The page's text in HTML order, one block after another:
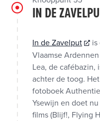
IN DE
In de Zavelput
is
Vlaamse
Lea, de cafébazin,
achter de toog.
fotoboek
Ysewijn en doet
films (Blijf!, Flying